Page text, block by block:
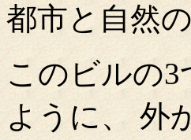
都市と自然
このビルの
ように、 外